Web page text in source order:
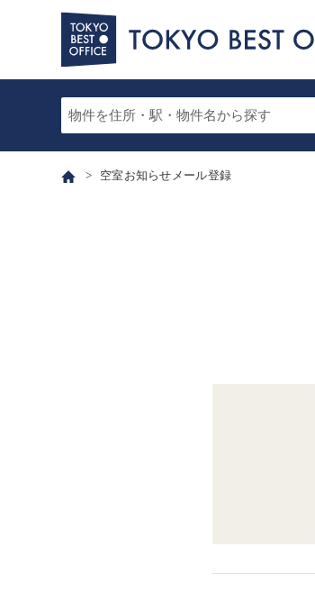
空室お知らせメール登録